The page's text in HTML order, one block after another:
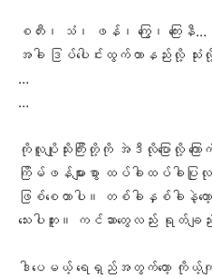
စတီး၊ သံ၊ ဖန်၊ ကြွေ၊ ကြေးနီ
အခါ ဒြပ်ပေါင်းထွက်တာနည်းလို့ သုံ
…
…
ကိုလူပျိုသိုးကြီးတို့ကို အဲဒီလိုပြောလို့ ကြော
ကြိမ်ဖန်များစွာ ထပ်ခါထပ်ခါ
ဖြစ်စေတာပါ။ တစ်ခါနှစ်ခါနဲ့တော့
သေးပါဘူး။ ကင်ဆာတွေလည်း ရုတ်ချ
ဒါပေမယ့် ရေရှည်အတွက်တော့ ကိုယ့်က